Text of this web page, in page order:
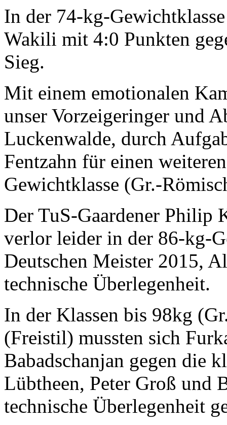
In der 74-kg-
Wakili mit 4:0 Punkten
Sieg.
Mit einem emotionalen
unser Vorzeigeringer und
Luckenwalde, durch
Fentzahn für einen
Gewichtklasse (Gr.-
Der TuS-Gaardener Philip
verlor leider in der 86-kg-
Deutschen Meister 2015,
technische Überlegenheit.
In der Klassen bis 98kg
(Freistil) mussten sich
Babadschanjan gegen die
Lübtheen, Peter Groß und
technische Überlegenheit